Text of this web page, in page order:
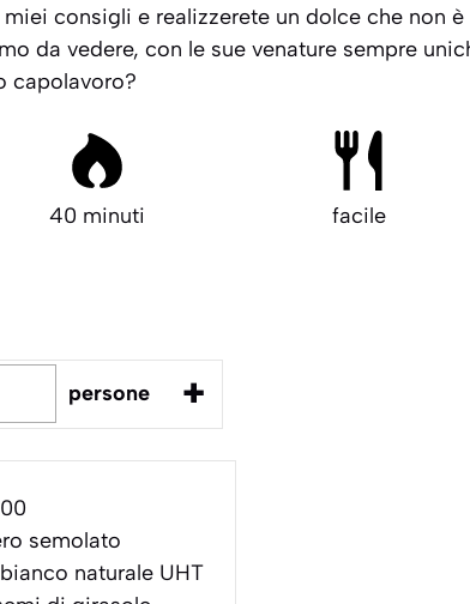
consigli e realizzerete un dolce che non
da vedere, con le sue venature sempre
capolavoro?
40 minuti facile
persone +
semolato
naturale UHT